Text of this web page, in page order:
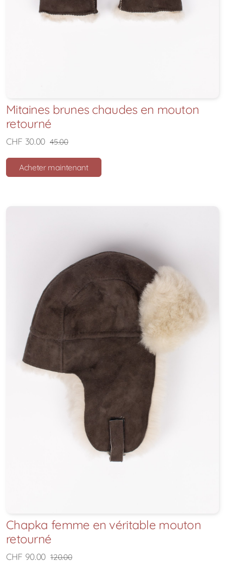
Mitaines brunes chaudes en mouton
retourné
CHF 30.00 45.00
Acheter maintenant
Chapka femme en véritable mouton
retourné
CHF 90.00 120.00